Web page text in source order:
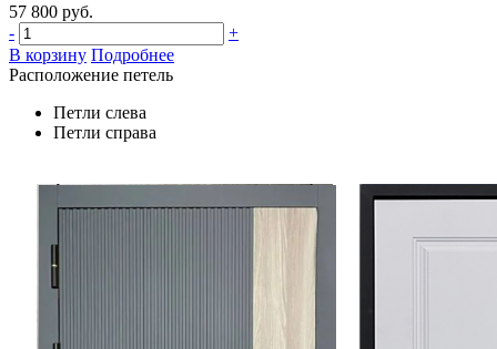
57 800 руб.
-
+
В корзину Подробнее
Расположение петель
Петли слева
Петли справа